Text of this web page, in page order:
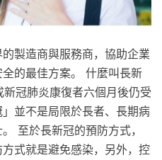
製造商與服務商，協助企業
的最佳方案。 什麼叫長新
冠肺炎康復者六個月後仍受
」並不是局限於長者、長期病
至於長新冠的預防方式，
式就是避免感染，另外，控